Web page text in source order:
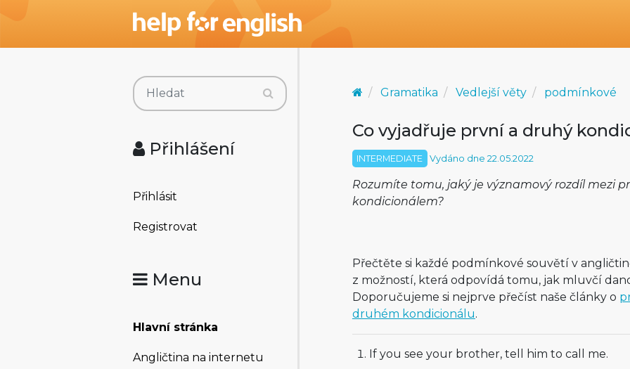
Přihlášení
Přihlásit
Registrovat
Menu
Hlavní stránka
Angličtina na internetu
Gramatika Vedlejší věty podmínkové
Co vyjadřuje první a druhý
INTERMEDIATE Vydáno dne 22.05.2022
Rozumíte tomu, jaký je významový rozdíl mezi
kondicionálem?
Přečtěte si každé podmínkové souvětí v
z možností, která odpovídá tomu, jak mluvčí
Doporučujeme si nejprve přečíst naše články o
druhém kondicionálu.
If you see your brother, tell him to call me.